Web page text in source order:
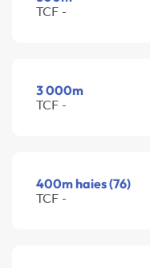
TCF -
3 000m
TCF -
400m haies (76)
TCF -